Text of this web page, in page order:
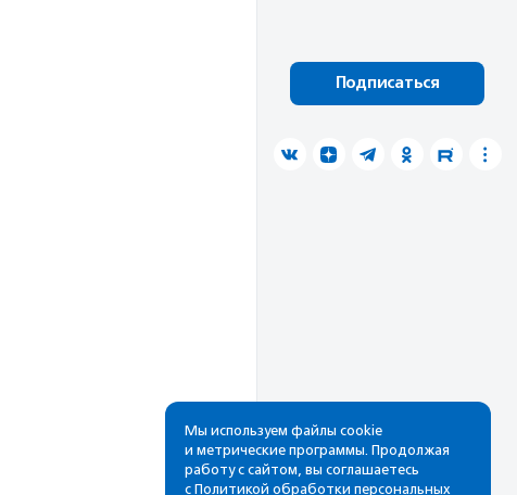
Подписаться
Мы используем файлы cookie
и метрические программы. Продолжая
работу с сайтом, вы соглашаетесь
с Политикой обработки персональных